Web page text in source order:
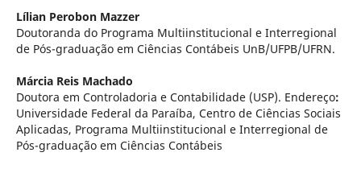
Lílian Perobon Mazzer
Doutoranda do Programa Multiinstitucional e Interregional
de Pós-graduação em Ciências Contábeis UnB/UFPB/UFRN.
Márcia Reis Machado
Doutora em Controladoria e Contabilidade (USP). Endereço:
Universidade Federal da Paraíba, Centro de Ciências Sociais
Aplicadas, Programa Multiinstitucional e Interregional de
Pós-graduação em Ciências Contábeis